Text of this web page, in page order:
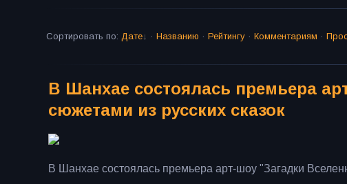
Сортировать по: Дате · Названию · Рейтингу · Комментариям ·
В Шанхае состоялась премьера
сюжетами из русских сказок
В Шанхае состоялась премьера арт-шоу "Загадки